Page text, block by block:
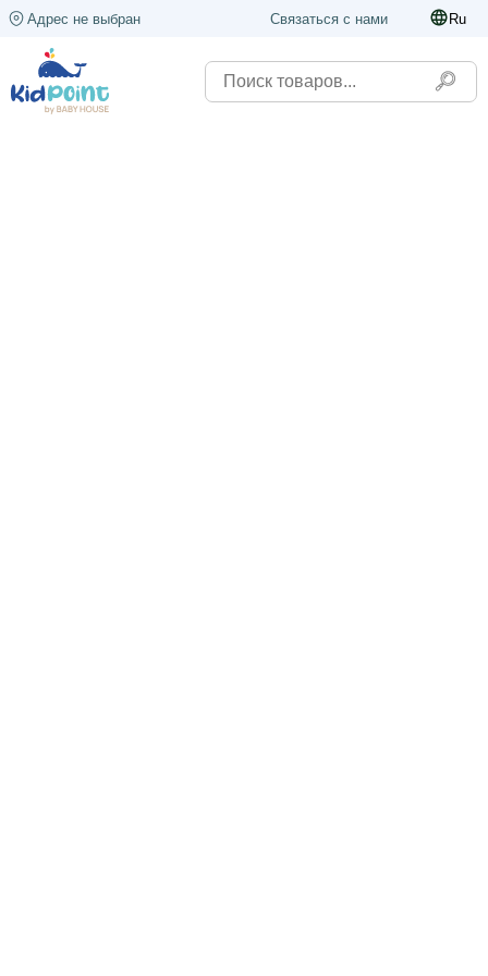
Адрес не выбран Связаться с нами Ru